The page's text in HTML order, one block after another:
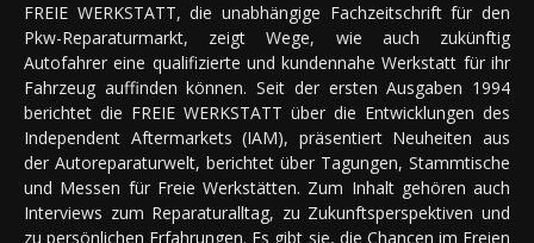
FREIE WERKSTATT, die unabhängige Fachzeitschrift für den
Pkw-Reparaturmarkt, zeigt Wege, wie auch zukünftig
Autofahrer eine qualifizierte und kundennahe Werkstatt für ihr
Fahrzeug auffinden können. Seit der ersten Ausgaben 1994
berichtet die FREIE WERKSTATT über die Entwicklungen des
Independent Aftermarkets (IAM), präsentiert Neuheiten aus
der Autoreparaturwelt, berichtet über Tagungen, Stammtische
und Messen für Freie Werkstätten. Zum Inhalt gehören auch
Interviews zum Reparaturalltag, zu Zukunftsperspektiven und
zu persönlichen Erfahrungen. Es gibt sie, die Chancen im Freien